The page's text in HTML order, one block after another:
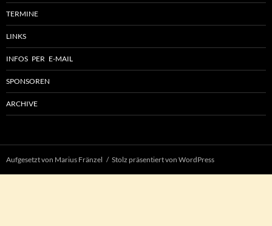
TERMINE
LINKS
INFOS PER E-MAIL
SPONSOREN
ARCHIVE
Aufgesetzt von Marius Fränzel Stolz präsentiert von WordPress